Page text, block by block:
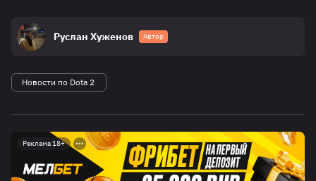
Руслан Хуженов Автор
Новости по Dota 2
Реклама 18+